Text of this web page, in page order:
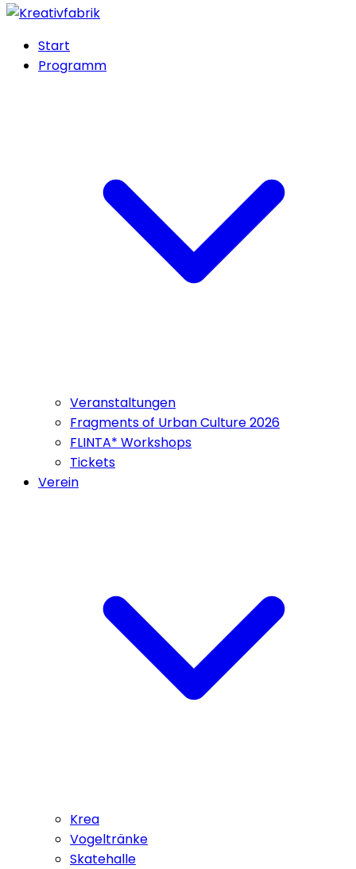
Start
Programm
Veranstaltungen
Fragments of Urban Culture 2026
FLINTA* Workshops
Tickets
Verein
Krea
Vogeltränke
Skatehalle